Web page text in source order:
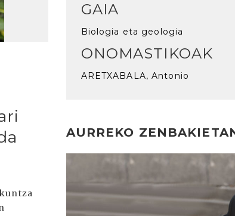
GAIA
Biologia eta geologia
ONOMASTIKOAK
ARETXABALA, Antonio
AURREKO